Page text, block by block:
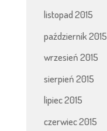
listopad 2015
październik 2015
wrzesień 2015
sierpień 2015
lipiec 2015
czerwiec 2015